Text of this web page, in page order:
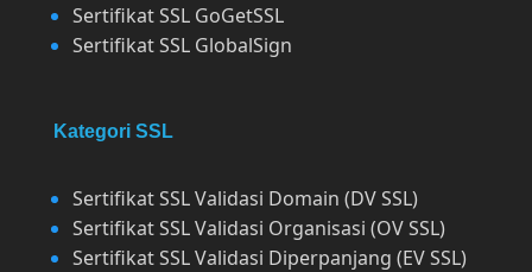
Sertifikat SSL GoGetSSL
Sertifikat SSL GlobalSign
Kategori SSL
Sertifikat SSL Validasi Domain (DV SSL)
Sertifikat SSL Validasi Organisasi (OV SSL)
Sertifikat SSL Validasi Diperpanjang (EV SSL)